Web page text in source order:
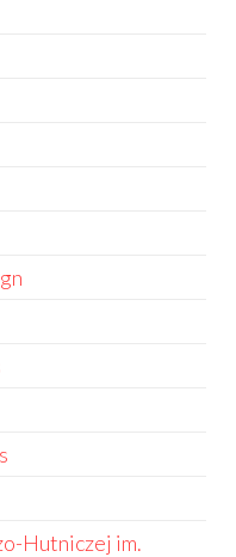
Hutniczej im.